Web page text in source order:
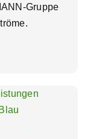
Gruppe